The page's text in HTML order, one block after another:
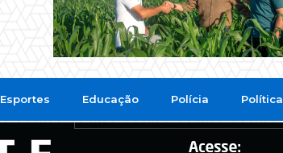
Esportes Educação Polícia Política